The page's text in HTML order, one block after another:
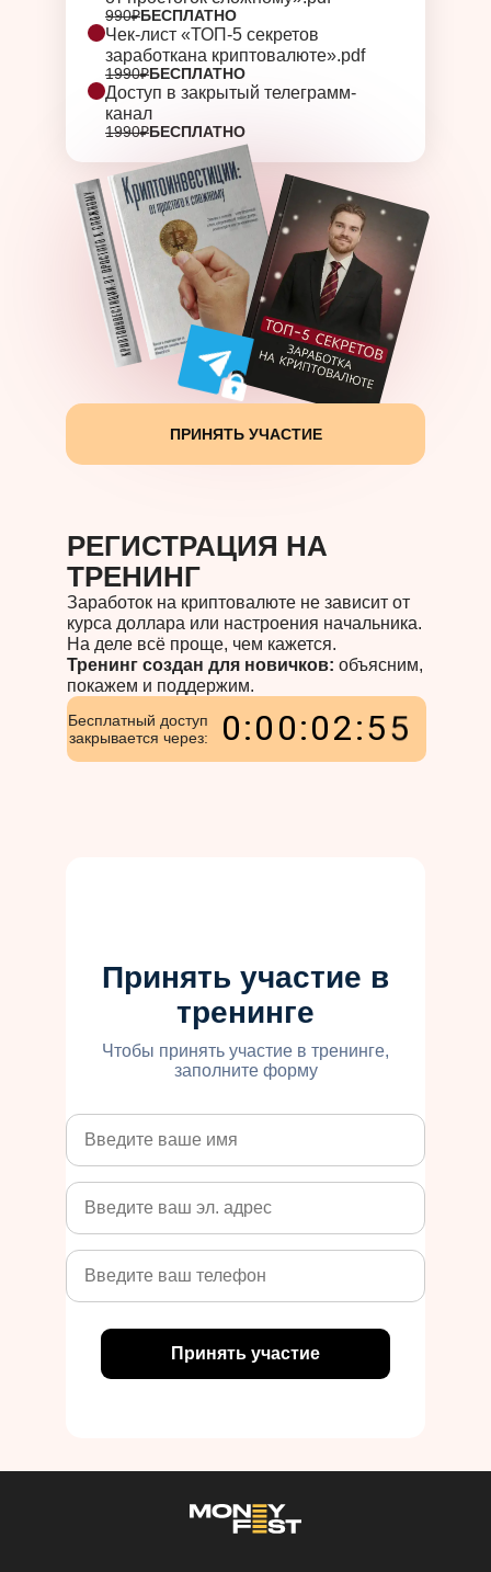
990₽БЕСПЛАТНО
Чек-лист «ТОП-5 секретов
заработкана криптовалюте».pdf
1990₽БЕСПЛАТНО
Доступ в закрытый телеграмм-
канал
1990₽БЕСПЛАТНО
ПРИНЯТЬ УЧАСТИЕ
РЕГИСТРАЦИЯ НА
ТРЕНИНГ
Заработок на криптовалюте не зависит от
курса доллара или настроения начальника.
На деле всё проще, чем кажется.
Тренинг создан для новичков: объясним,
покажем и поддержим.
Бесплатный доступ
закрывается через:
0:00:02:5
5
4
Принять участие в
тренинге
Чтобы принять участие в тренинге,
заполните форму
Принять участие